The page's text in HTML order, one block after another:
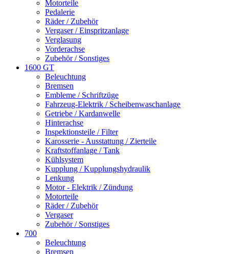
Motorteile
Pedalerie
Räder / Zubehör
Vergaser / Einspritzanlage
Verglasung
Vorderachse
Zubehör / Sonstiges
1600 GT
Beleuchtung
Bremsen
Embleme / Schriftzüge
Fahrzeug-Elektrik / Scheibenwaschanlage
Getriebe / Kardanwelle
Hinterachse
Inspektionsteile / Filter
Karosserie - Ausstattung / Zierteile
Kraftstoffanlage / Tank
Kühlsystem
Kupplung / Kupplungshydraulik
Lenkung
Motor - Elektrik / Zündung
Motorteile
Räder / Zubehör
Vergaser
Zubehör / Sonstiges
700
Beleuchtung
Bremsen